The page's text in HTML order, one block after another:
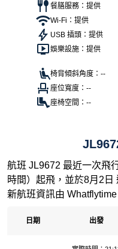
餐膳服務：提供
Wi-Fi：提供
USB 插頭：提供
娛樂設施：提供
椅背傾斜角度：--
座位寬度：--
座椅空間：--
航班 JL9672 最近一次飛
時間）起飛，並於8月2
新航班資訊由 Whatflytime
日期 出發